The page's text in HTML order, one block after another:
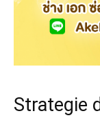
Strategie